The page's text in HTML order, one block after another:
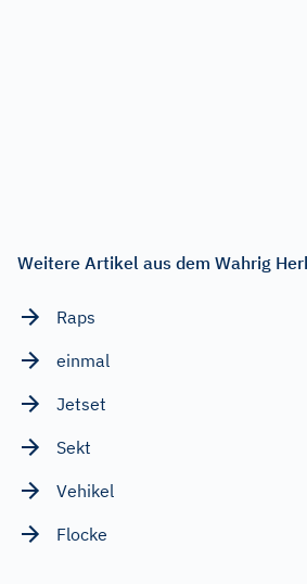
Weitere Artikel aus dem Wahrig
Raps
einmal
Jetset
Sekt
Vehikel
Flocke